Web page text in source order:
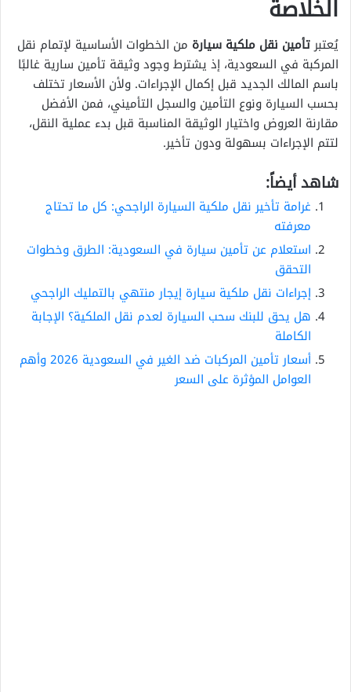
الخلاصة
يُعتبرتأمين نقل ملكية سيارة من الخطوات الأساسية لإتمام نقل
المركبة في السعودية، إذ يشترط وجود وثيقة تأمين سارية غالبًا
باسم المالك الجديد قبل إكمال الإجراءات. ولأن الأسعار تختلف
بحسب السيارة ونوع التأمين والسجل التأميني، فمن الأفضل
مقارنة العروض واختيار الوثيقة المناسبة قبل بدء عملية النقل،
لتتم الإجراءات بسهولة ودون تأخير.
شاهد أيضاً:
غرامة تأخير نقل ملكية السيارة الراجحي: كل ما تحتاج
معرفته
استعلام عن تأمين سيارة في السعودية: الطرق وخطوات
التحقق
إجراءات نقل ملكية سيارة إيجار منتهي بالتمليك الراجحي
هل يحق للبنك سحب السيارة لعدم نقل الملكية؟ الإجابة
الكاملة
أسعار تأمين المركبات ضد الغير في السعودية 2026 وأهم
العوامل المؤثرة على السعر